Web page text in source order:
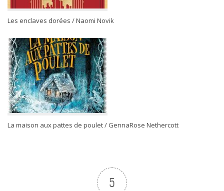
Les enclaves dorées / Naomi Novik
La maison aux pattes de poulet / GennaRose Nethercott
5